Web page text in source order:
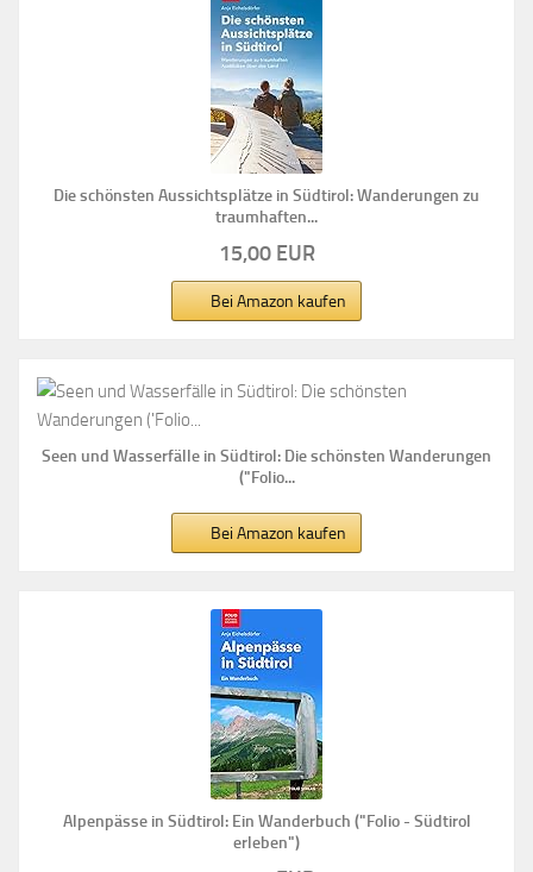
Die schönsten Aussichtsplätze in Südtirol: Wanderungen zu
traumhaften...
15,00 EUR
Bei Amazon kaufen
Seen und Wasserfälle in Südtirol: Die schönsten Wanderungen
("Folio...
Bei Amazon kaufen
Alpenpässe in Südtirol: Ein Wanderbuch ("Folio - Südtirol
erleben")